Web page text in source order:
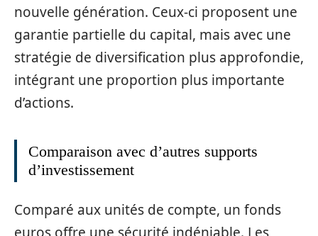
nouvelle génération. Ceux-ci proposent une
garantie partielle du capital, mais avec une
stratégie de diversification plus approfondie,
intégrant une proportion plus importante
d’actions.
Comparaison avec d’autres supports
d’investissement
Comparé aux unités de compte, un fonds
euros offre une sécurité indéniable. Les